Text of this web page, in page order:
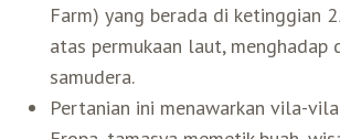
Farm) yang berada di ketinggian
atas permukaan laut, menghadap
samudera.
Pertanian ini menawarkan vila-